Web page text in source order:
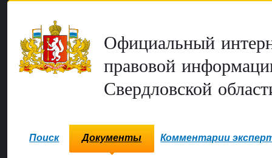
Официальный
правовой
Свердловской
Поиск Документы Комментарии